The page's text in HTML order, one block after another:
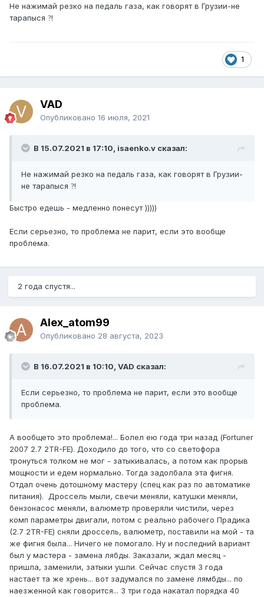
Не нажимай резко на педаль газа, как говорят в Грузии-не
тарапыся ?!
1
VAD
Опубликовано 16 июля, 2021
В 15.07.2021 в 17:10, isaenko.v сказал:
Не нажимай резко на педаль газа, как говорят в Грузии-
не тарапыся ?!
Быстро едешь - медленно понесут )))))
Если серьезно, то проблема не парит, если это вообще
проблема.
2 года спустя...
Alex_atom99
Опубликовано 28 августа, 2023
В 16.07.2021 в 10:10, VAD сказал:
Если серьезно, то проблема не парит, если это вообще
проблема.
А вообщето это проблема!... Болел ею года три назад (Fortuner
2007 2.7 2TR-FE). Доходило до того, что со светофора
тронуться толком не мог - затыкивалась, а потом как прорыв
мощности и едем нормально. Тогда задолбала эта фигня.
Отдал очень дотошному мастеру (спец как раз по автоматике
питания). Дроссель мыли, свечи меняли, катушки меняли,
бензонасос меняли, валюметр проверяли чистили, через
комп параметры двигали, потом с реально рабочего Прадика
(2.7 2TR-FE) сняли дроссель, валюметр, поставили на мой - та
же фигня была... Ничего не помогало. Ну и последний вариант
был у мастера - замена лябды. Заказали, ждал месяц -
пришла, заменили, затыки ушли. Сейчас спустя 3 года
настает та же хрень... вот задумался по замене лямбды... по
наезженной как говорится... З три года накатал порядка 40